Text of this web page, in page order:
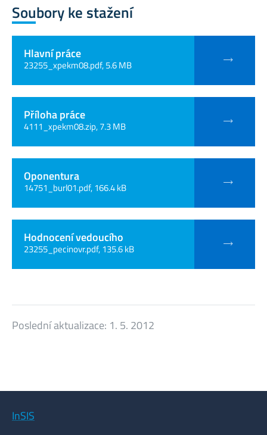
Soubory ke stažení
Hlavní práce
23255_xpekm08.pdf, 5.6 MB
Příloha práce
4111_xpekm08.zip, 7.3 MB
Oponentura
14751_burl01.pdf, 166.4 kB
Hodnocení vedoucího
23255_pecinovr.pdf, 135.6 kB
Poslední aktualizace: 1. 5. 2012
InSIS